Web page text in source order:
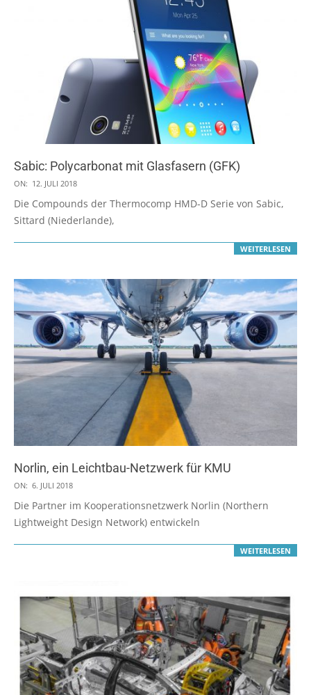
Sabic: Polycarbonat mit Glasfasern (GFK)
2018-
07-
12
ON: 12. JULI 2018
Die Compounds der Thermocomp HMD-D Serie von Sabic,
Sittard (Niederlande),
WEITERLESEN
Norlin, ein Leichtbau-Netzwerk für KMU
2018-
07-
06
ON: 6. JULI 2018
Die Partner im Kooperationsnetzwerk Norlin (Northern
Lightweight Design Network) entwickeln
WEITERLESEN